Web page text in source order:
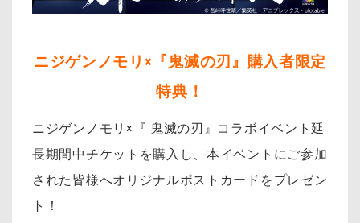
ニジゲンノモリ×『鬼滅の刃』購入者限定
特典！
ニジゲンノモリ×『 鬼滅の刃』コラボイベント延
長期間中チケットを購入し、本イベントにご参加
された皆様へオリジナルポストカードをプレゼン
ト！